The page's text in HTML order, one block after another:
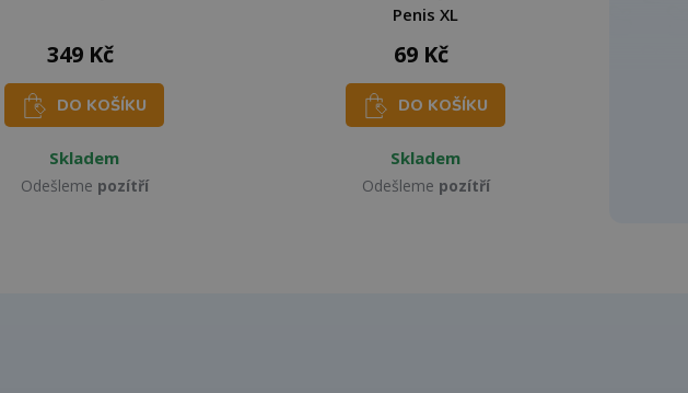
349 Kč
DO KOŠÍKU
Skladem
Odešleme pozítří
Penis XL
69 Kč
DO KOŠÍKU
Skladem
Odešleme pozítří